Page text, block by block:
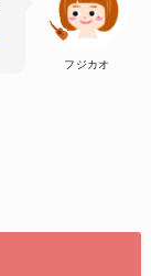
フジカオ